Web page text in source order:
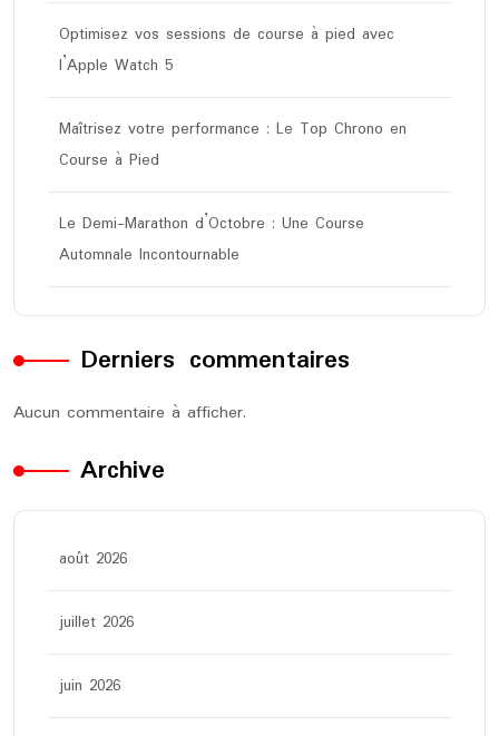
Optimisez vos sessions de course à pied avec
l’Apple Watch 5
Maîtrisez votre performance : Le Top Chrono en
Course à Pied
Le Demi-Marathon d’Octobre : Une Course
Automnale Incontournable
Derniers commentaires
Aucun commentaire à afficher.
Archive
août 2026
juillet 2026
juin 2026